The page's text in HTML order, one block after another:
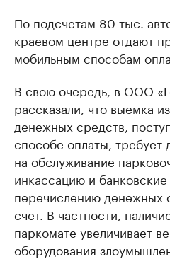
По подсчетам 80 тыс.
краевом центре отдают
мобильным способам
В свою очередь, в ООО
рассказали, что выемка
денежных средств,
способе оплаты, требует
на обслуживание
инкассацию и
перечислению денежных
счет. В частности,
паркомате увеличивает
оборудования